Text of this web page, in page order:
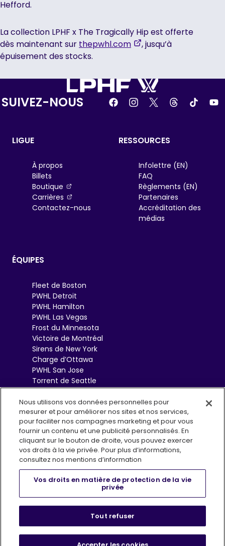
Hefford.
La collection LPHF x The Tragically Hip est offerte
dès maintenant sur thepwhl.com
,
a
new
tab
, jusqu’à
épuisement des stocks.
SUIVEZ-NOUS
LIGUE
À propos
Billets
Boutique
, opens in a new tab
Carrières
, opens in a new tab
Contactez-nous
RESSOURCES
Infolettre (EN)
FAQ
Règlements (EN)
Partenaires
Accréditation des
médias
ÉQUIPES
Fleet de Boston
PWHL Detroit
PWHL Hamilton
PWHL Las Vegas
Frost du Minnesota
Victoire de Montréal
Sirens de New York
Charge d’Ottawa
PWHL San Jose
Torrent de Seattle
Sceptres de Toronto
Goldeneyes de
Vancouver
Conditions d’utilisation
Politique de confidentialité
Centre de préférences en matière de confidentialité
Nous utilisons vos données personnelles pour
mesurer et pour améliorer nos sites et nos services,
pour faciliter nos campagnes marketing et pour vous
fournir un contenu et une publicité personnalisés. En
cliquant sur le bouton de droite, vous pouvez exercer
vos droits à la vie privée. Pour plus d’informations,
consultez nos mentions d’information
Vos droits en matière de protection de la vie
privée
Tout refuser